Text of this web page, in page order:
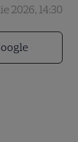
2026, 14:30